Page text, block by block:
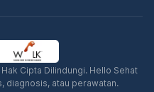
Cipta Dilindungi. Hello Sehat
diagnosis, atau perawatan.